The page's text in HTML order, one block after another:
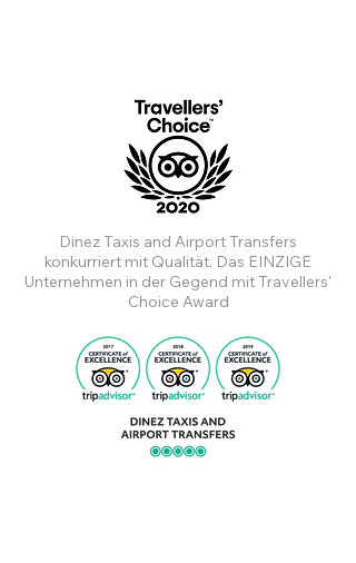
Dinez Taxis and Airport Transfers
konkurriert mit Qualität. Das EINZIGE
Unternehmen in der Gegend mit Travellers'
Choice Award